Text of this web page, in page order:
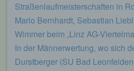
Straßenlaufmeisterschaften in
Mario Bernhardt, Sebastian
Wimmer beim „Linz AG-
In der Männerwertung, wo sich
Durstberger (SU Bad